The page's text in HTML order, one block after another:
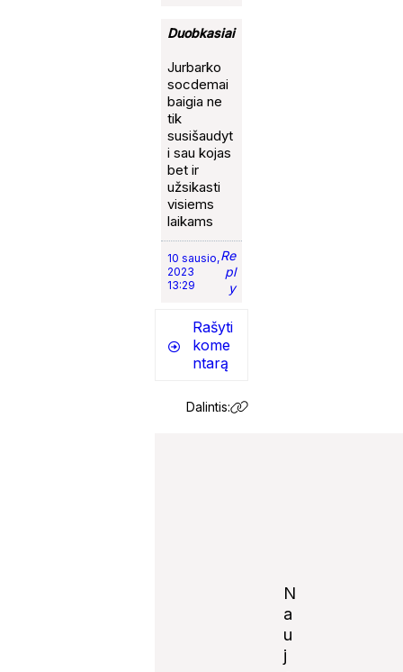
Duobkasiai
Jurbarko
socdemai
baigia ne
tik
susišaudyt
i sau kojas
bet ir
užsikasti
visiems
laikams
10 sausio,
2023
13:29
Re
pl
y
Rašyti
kome
ntarą
Dalintis:
N
a
u
j